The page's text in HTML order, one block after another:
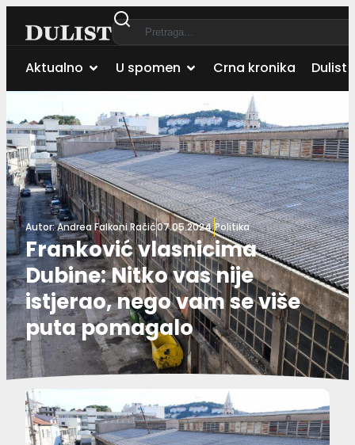
Aktualno U spomen Crna kronika Dulist
Autor:Andrea Falkoni Račić07.05.2024.Politika
Franković vlasnicima
Dubine: Nitko vas nije
istjerao, nego vam se više
puta pomagalo